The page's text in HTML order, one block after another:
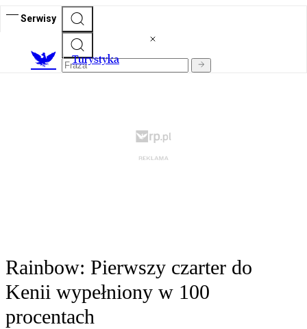
Serwisy
Turystyka
Rainbow: Pierwszy czarter do
Kenii wypełniony w 100
procentach